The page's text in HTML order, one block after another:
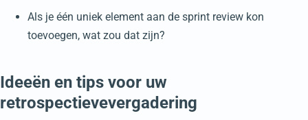
Als je één uniek element aan de sprint review kon
toevoegen, wat zou dat zijn?
Ideeën en tips voor uw
retrospectievevergadering